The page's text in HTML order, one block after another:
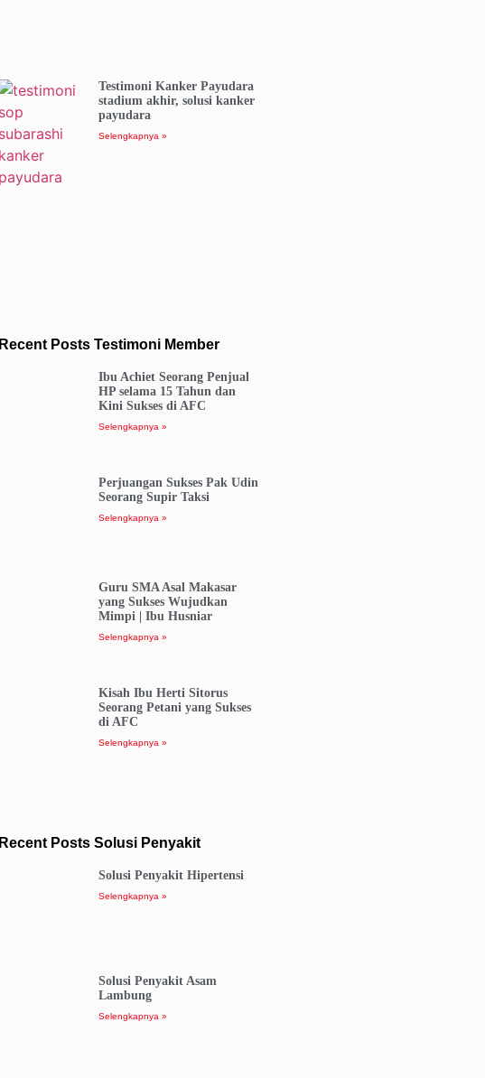
Testimoni Kanker Payudara
stadium akhir, solusi kanker
payudara
Selengkapnya »
Recent Posts Testimoni Member
Ibu Achiet Seorang Penjual
HP selama 15 Tahun dan
Kini Sukses di AFC
Selengkapnya »
Perjuangan Sukses Pak Udin
Seorang Supir Taksi
Selengkapnya »
Guru SMA Asal Makasar
yang Sukses Wujudkan
Mimpi | Ibu Husniar
Selengkapnya »
Kisah Ibu Herti Sitorus
Seorang Petani yang Sukses
di AFC
Selengkapnya »
Recent Posts Solusi Penyakit
Solusi Penyakit Hipertensi
Selengkapnya »
Solusi Penyakit Asam
Lambung
Selengkapnya »